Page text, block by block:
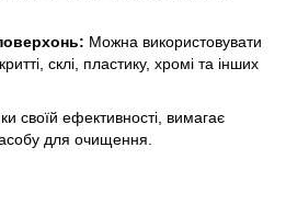
Можна використовувати
склі, пластику, хромі та інших
своїй ефективності, вимагає
для очищення.